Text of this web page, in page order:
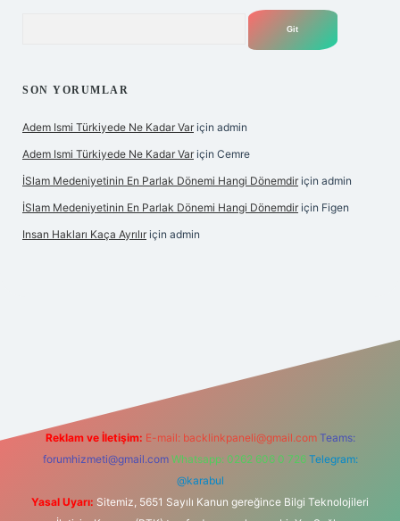
SON YORUMLAR
Adem Ismi Türkiyede Ne Kadar Var için admin
Adem Ismi Türkiyede Ne Kadar Var için Cemre
İSlam Medeniyetinin En Parlak Dönemi Hangi Dönemdir için admin
İSlam Medeniyetinin En Parlak Dönemi Hangi Dönemdir için Figen
Insan Hakları Kaça Ayrılır için admin
Reklam ve İletişim: E-mail: backlinkpaneli@gmail.com Teams:
forumhizmeti@gmail.com Whatsapp: 0262 606 0 726 Telegram:
@karabul
Yasal Uyarı: Sitemiz, 5651 Sayılı Kanun gereğince Bilgi Teknolojileri